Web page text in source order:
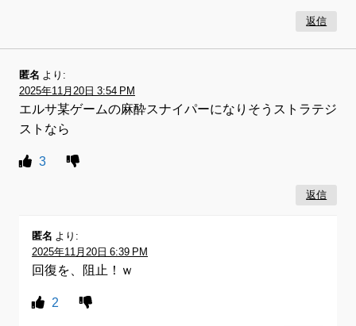
返信
匿名 より:
2025年11月20日 3:54 PM
エルサ某ゲームの麻酔スナイパーになりそうストラテジ
ストなら
3
返信
匿名 より:
2025年11月20日 6:39 PM
回復を、阻止！ｗ
2